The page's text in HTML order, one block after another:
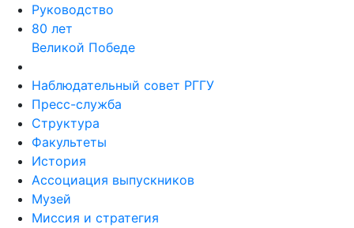
Руководство
80 лет
Великой Победе
Наблюдательный совет РГГУ
Пресс-служба
Структура
Факультеты
История
Ассоциация выпускников
Музей
Миссия и стратегия